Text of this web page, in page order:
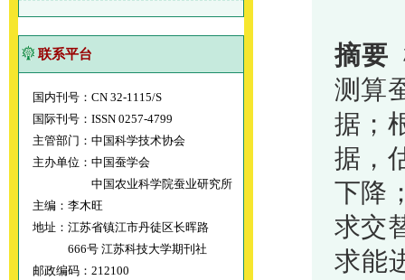
联系平台
国内刊号：CN 32-1115/S
国际刊号：ISSN 0257-4799
主管部门：中国科学技术协会
主办单位：中国蚕学会
中国农业科学院蚕业研究所
主编：李木旺
地址：江苏省镇江市丹徒区长晖路
666号 江苏科技大学期刊社
邮政编码：212100
摘要
测算
据；
据，
下降
求交
求能